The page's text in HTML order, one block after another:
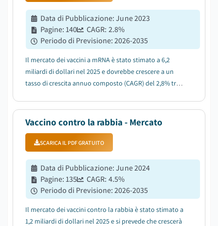
Data di Pubblicazione:June 2023
Pagine:140 CAGR: 2.8%
Periodo di Previsione:2026-2035
Il mercato dei vaccini a mRNA è stato stimato a 6,2
miliardi di dollari nel 2025 e dovrebbe crescere a un
tasso di crescita annuo composto (CAGR) del 2,8% tra il
Vaccino contro la rabbia - Mercato
SCARICA IL PDF GRATUITO
Data di Pubblicazione:June 2024
Pagine:135 CAGR: 4.5%
Periodo di Previsione:2026-2035
Il mercato dei vaccini contro la rabbia è stato stimato a
1,2 miliardi di dollari nel 2025 e si prevede che crescerà